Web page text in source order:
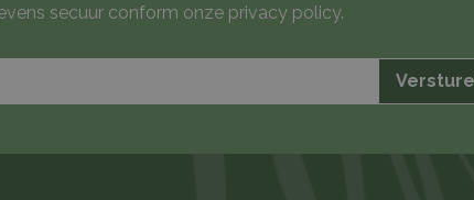
secuur conform onze privacy policy.